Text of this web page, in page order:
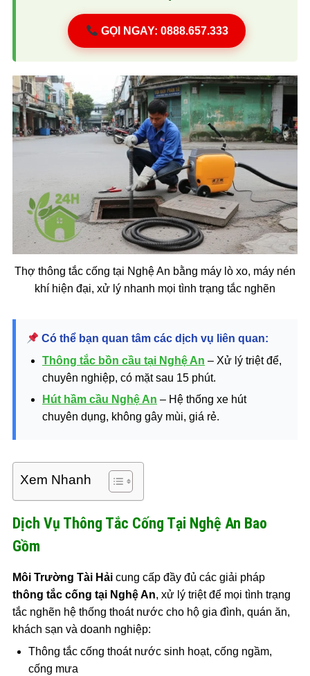
GỌI NGAY: 0888.657.333
Thợ thông tắc cống tại Nghệ An bằng máy lò xo, máy nén
khí hiện đại, xử lý nhanh mọi tình trạng tắc nghẽn
Có thể bạn quan tâm các dịch vụ liên quan:
Thông tắc bồn cầu tại Nghệ An – Xử lý triệt để,
chuyên nghiệp, có mặt sau 15 phút.
Hút hầm cầu Nghệ An – Hệ thống xe hút
chuyên dụng, không gây mùi, giá rẻ.
Xem Nhanh
Dịch Vụ Thông Tắc Cống Tại Nghệ An Bao
Gồm
Môi Trường Tài Hải cung cấp đầy đủ các giải pháp
thông tắc cống tại Nghệ An, xử lý triệt để mọi tình trạng
tắc nghẽn hệ thống thoát nước cho hộ gia đình, quán ăn,
khách sạn và doanh nghiệp:
Thông tắc cống thoát nước sinh hoạt, cống ngầm,
cống mưa